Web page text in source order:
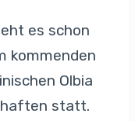
es schon
kommenden
Olbia
statt.